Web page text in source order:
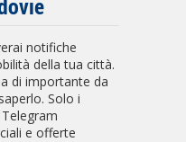
notifiche
della tua città.
di importante da
Solo i
e offerte